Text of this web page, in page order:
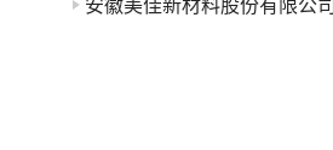
安徽美佳新材料股份有限公司